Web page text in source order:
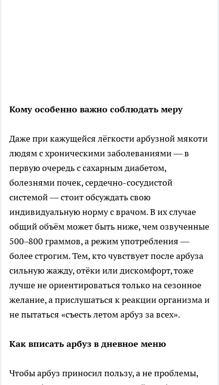
Кому особенно важно соблюдать меру
Даже при кажущейся лёгкости арбузной мякоти
людям с хроническими заболеваниями — в
первую очередь с сахарным диабетом,
болезнями почек, сердечно-сосудистой
системой — стоит обсуждать свою
индивидуальную норму с врачом. В их случае
общий объём может быть ниже, чем озвученные
500–800 граммов, а режим употребления —
более строгим. Тем, кто чувствует после арбуза
сильную жажду, отёки или дискомфорт, тоже
лучше не ориентироваться только на сезонное
желание, а прислушаться к реакции организма и
не пытаться «съесть летом арбуз за всех».
Как вписать арбуз в дневное меню
Чтобы арбуз приносил пользу, а не проблемы,